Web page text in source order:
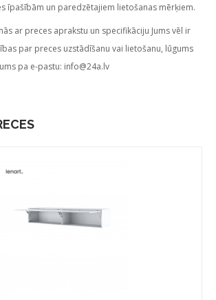
īpašībām un paredzētajiem lietošanas mērķiem.
ar preces aprakstu un specifikāciju Jums vēl ir
par preces uzstādīšanu vai lietošanu, lūgums
pa e-pastu: info@24a.lv